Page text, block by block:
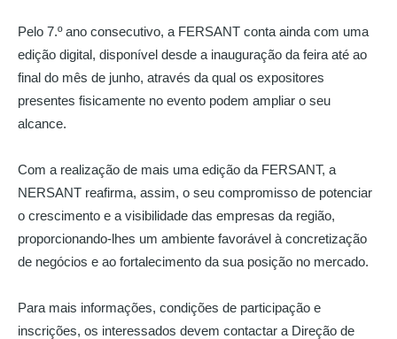
Pelo 7.º ano consecutivo, a FERSANT conta ainda com uma
edição digital, disponível desde a inauguração da feira até ao
final do mês de junho, através da qual os expositores
presentes fisicamente no evento podem ampliar o seu
alcance.
Com a realização de mais uma edição da FERSANT, a
NERSANT reafirma, assim, o seu compromisso de potenciar
o crescimento e a visibilidade das empresas da região,
proporcionando-lhes um ambiente favorável à concretização
de negócios e ao fortalecimento da sua posição no mercado.
Para mais informações, condições de participação e
inscrições, os interessados devem contactar a Direção de